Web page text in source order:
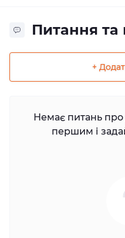
Питання та
+
Немає питань про
першим і